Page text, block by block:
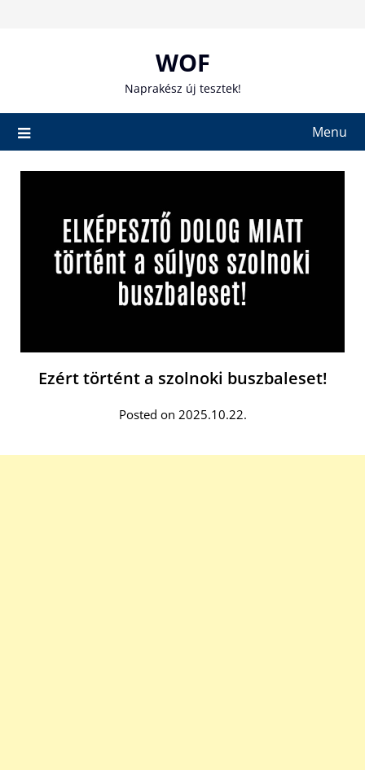
WOF
Naprakész új tesztek!
Menu
Ezért történt a szolnoki buszbaleset!
Posted on 2025.10.22.